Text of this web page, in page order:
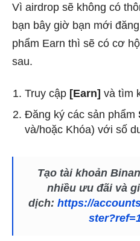
Vì airdrop sẽ không có
bạn bây giờ bạn mới
phẩm Earn thì sẽ có cơ
sau.
Truy cập [Earn] và tìm
Đăng ký các sản phẩm
và/hoặc Khóa) với số
Tạo tài khoản
nhiều ưu đãi và
dịch: https://